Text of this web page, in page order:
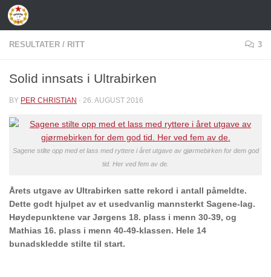
Skip to content
RESULTATER / RITT 3
Solid innsats i Ultrabirken
BY PER CHRISTIAN · 26. AUGUST 2016
Sagene stilte opp med et lass med ryttere i året utgave av gjørmebirken for dem god
tid. Her ved fem av de.
Årets utgave av Ultrabirken satte rekord i antall påmeldte.
Dette godt hjulpet av et usedvanlig mannsterkt Sagene-lag.
Høydepunktene var Jørgens 18. plass i menn 30-39, og
Mathias 16. plass i menn 40-49-klassen. Hele 14
bunadskledde stilte til start.